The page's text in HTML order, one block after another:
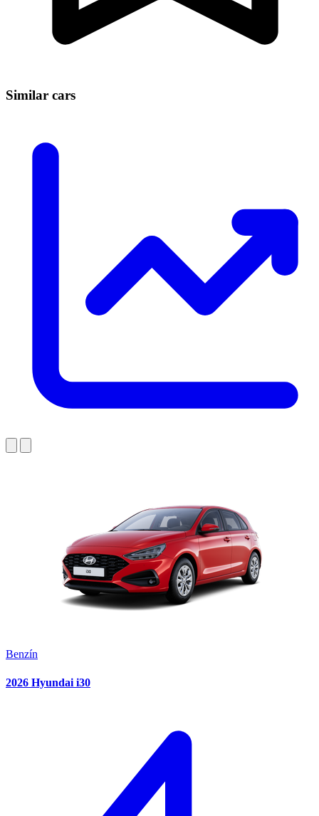
Similar cars
Benzín
2026 Hyundai i30